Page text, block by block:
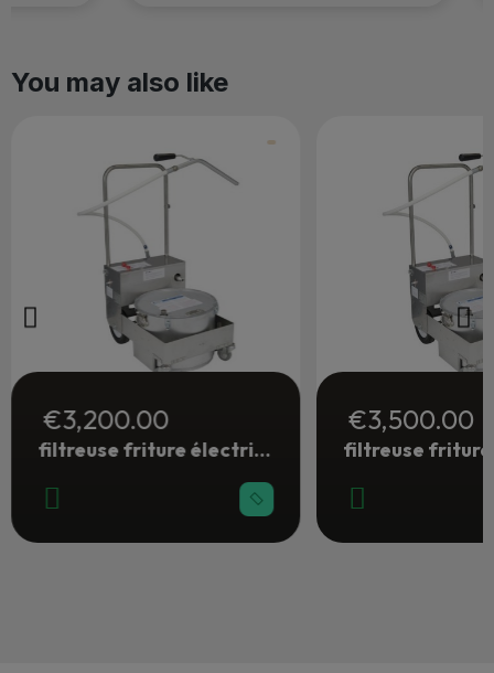
You may also like
€3,200.00
filtreuse friture électrique 28 litres
€3,500.00